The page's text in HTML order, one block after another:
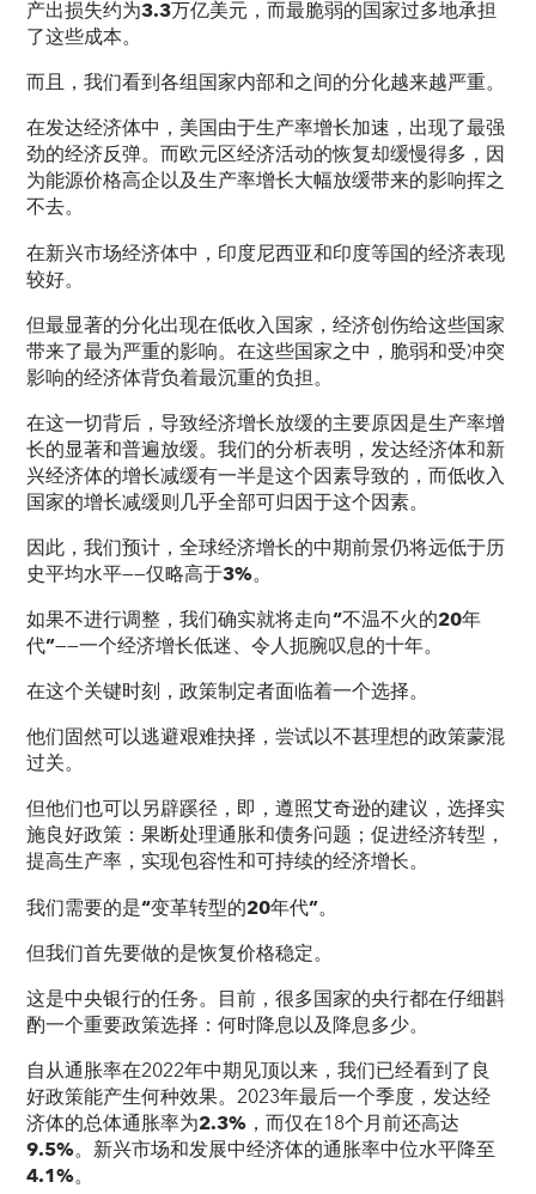
产出损失约为3.3万亿美元 ，而最脆弱的国家过多地承担
了这些成本。
而且，我们看到各组国家内部和之间的分化越来越严重。
在发达经济体中，美国由于生产率增长加速，出现了最强
劲的经济反弹。而欧元区经济活动的恢复却缓慢得多，因
为能源价格高企以及生产率增长大幅放缓带来的影响挥之
不去。
在新兴市场经济体中，印度尼西亚和印度等国的经济表现
较好。
但最显著的分化出现在低收入国家，经济创伤给这些国家
带来了最为严重的影响。在这些国家之中，脆弱和受冲突
影响的经济体背负着最沉重的负担。
在这一切背后，导致经济增长放缓的主要原因是生产率增
长的显著和普遍放缓。我们的分析表明，发达经济体和新
兴经济体的增长减缓有一半是这个因素导致的，而低收入
国家的增长减缓则几乎全部可归因于这个因素。
因此，我们预计，全球经济增长的中期前景仍将远低于历
史平均水平——仅略高于3%。
如果不进行调整，我们确实就将走向“不温不火的20年
代”——一个经济增长低迷、令人扼腕叹息的十年。
在这个关键时刻，政策制定者面临着一个选择。
他们固然可以逃避艰难抉择，尝试以不甚理想的政策蒙混
过关。
但他们也可以另辟蹊径，即，遵照艾奇逊的建议，选择实
施良好政策 ：果断处理通胀和债务问题；促进经济转型，
提高生产率，实现包容性和可持续的经济增长。
我们需要的是“变革转型的20年代”。
但我们首先要做的是恢复价格稳定。
这是中央银行的任务。目前，很多国家的央行都在仔细斟
酌一个重要政策选择：何时降息以及降息多少。
自从通胀率在2022年中期见顶以来，我们已经看到了良
好政策能产生何种效果。2023年最后一个季度，发达经
济体的总体通胀率为2.3% ，而仅在18个月前还高达
9.5%。新兴市场和发展中经济体的通胀率中位水平降至
4.1%。